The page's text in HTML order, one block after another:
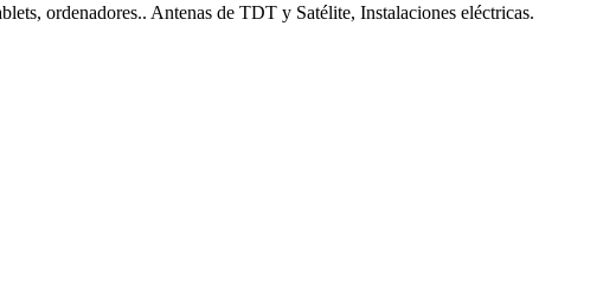
ordenadores.. Antenas de TDT y Satélite, Instalaciones eléctricas.